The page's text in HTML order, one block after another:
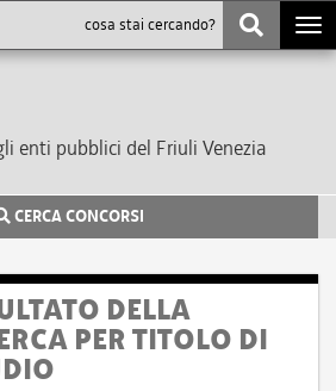
enti pubblici del Friuli Venezia
CERCA CONCORSI
DELLA
PER TITOLO DI